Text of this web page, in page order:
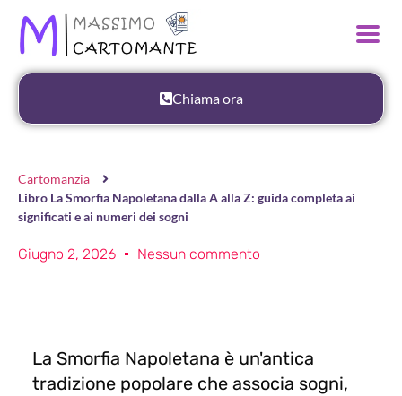
Chiama ora
Cartomanzia
Libro La Smorfia Napoletana dalla A alla Z: guida completa ai
significati e ai numeri dei sogni
Giugno 2, 2026 Nessun commento
La Smorfia Napoletana è un'antica
tradizione popolare che associa sogni,